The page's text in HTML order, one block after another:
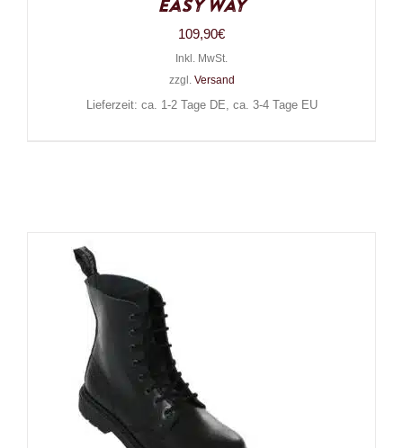
Easy Way
109,90€
Inkl. MwSt.
zzgl. Versand
Lieferzeit: ca. 1-2 Tage DE, ca. 3-4 Tage EU